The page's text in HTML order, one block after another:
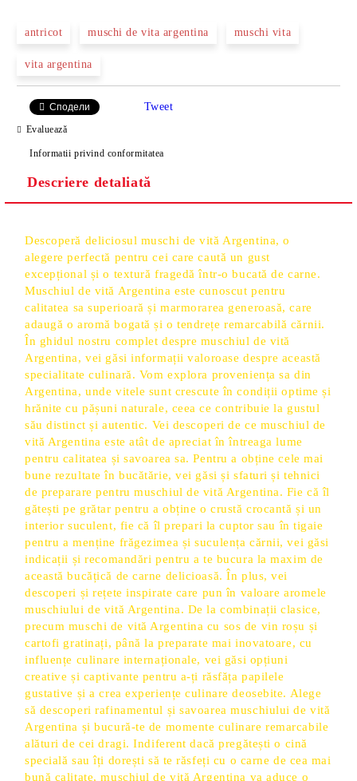
antricot muschi de vita argentina muschi vita
vita argentina
Сподели Tweet
Evaluează
Informatii privind conformitatea
Descriere detaliată
Descoperă deliciosul muschi de vită Argentina, o
alegere perfectă pentru cei care caută un gust
excepțional și o textură fragedă într-o bucată de carne.
Muschiul de vită Argentina este cunoscut pentru
calitatea sa superioară și marmorarea generoasă, care
adaugă o aromă bogată și o tendrețe remarcabilă cărnii.
În ghidul nostru complet despre muschiul de vită
Argentina, vei găsi informații valoroase despre această
specialitate culinară. Vom explora proveniența sa din
Argentina, unde vitele sunt crescute în condiții optime și
hrănite cu pășuni naturale, ceea ce contribuie la gustul
său distinct și autentic. Vei descoperi de ce muschiul de
vită Argentina este atât de apreciat în întreaga lume
pentru calitatea și savoarea sa. Pentru a obține cele mai
bune rezultate în bucătărie, vei găsi și sfaturi și tehnici
de preparare pentru muschiul de vită Argentina. Fie că îl
gătești pe grătar pentru a obține o crustă crocantă și un
interior suculent, fie că îl prepari la cuptor sau în tigaie
pentru a menține frăgezimea și suculența cărnii, vei găsi
indicații și recomandări pentru a te bucura la maxim de
această bucățică de carne delicioasă. În plus, vei
descoperi și rețete inspirate care pun în valoare aromele
muschiului de vită Argentina. De la combinații clasice,
precum muschi de vită Argentina cu sos de vin roșu și
cartofi gratinați, până la preparate mai inovatoare, cu
influențe culinare internaționale, vei găsi opțiuni
creative și captivante pentru a-ți răsfăța papilele
gustative și a crea experiențe culinare deosebite. Alege
să descoperi rafinamentul și savoarea muschiului de vită
Argentina și bucură-te de momente culinare remarcabile
alături de cei dragi. Indiferent dacă pregătești o cină
specială sau îți dorești să te răsfeți cu o carne de cea mai
bună calitate, muschiul de vită Argentina va aduce o